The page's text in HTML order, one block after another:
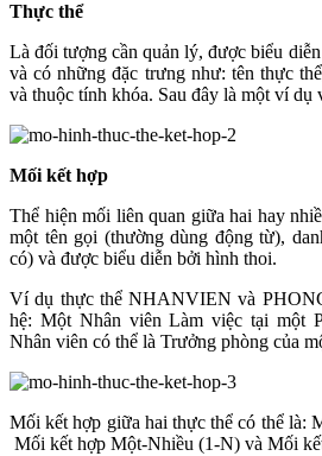
Thực thể
Là đối tượng cần quản lý, được biểu
và có những đặc trưng như: tên thực
và thuộc tính khóa. Sau đây là một ví dụ
Mối kết hợp
Thể hiện mối liên quan giữa hai hay
một tên gọi (thường dùng động từ),
có) và được biểu diễn bởi hình thoi.
Ví dụ thực thể NHANVIEN và
hệ: Một Nhân viên Làm việc tại một
Nhân viên có thể là Trưởng phòng của
Mối kết hợp giữa hai thực thể có thể là:
Mối kết hợp Một-Nhiều (1-N) và Mối